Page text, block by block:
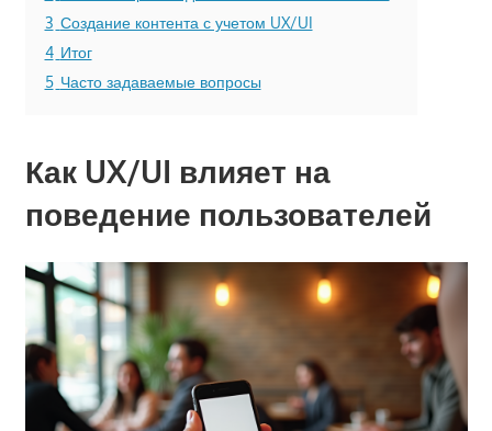
3 Создание контента с учетом UX/UI
4 Итог
5 Часто задаваемые вопросы
Как UX/UI влияет на
поведение пользователей